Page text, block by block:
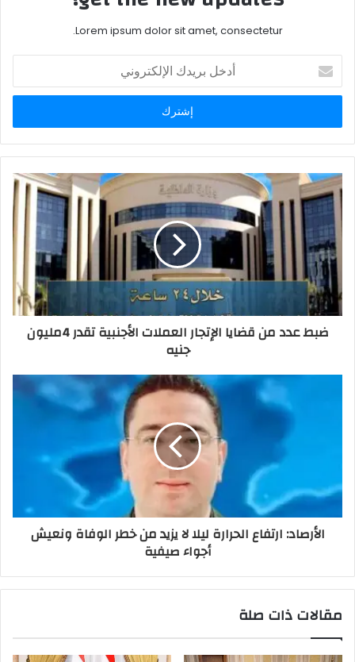
Lorem ipsum dolor sit amet, consectetur.
أدخل
بريدك
الإلكتروني
ضبط عدد من قضايا الإتجار العملات الأجنبية تقدر 4مليون
جنيه
الأرصاد: ارتفاع الحرارة ليلا لا يزيد من خطر الوفاة ونعيش
أجواء صيفية
مقالات ذات صلة